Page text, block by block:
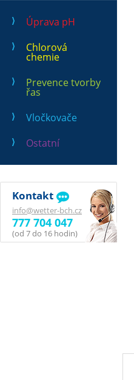
Úprava pH
Chlorová
chemie
Prevence tvorby
řas
Vločkovače
Ostatní
Kontakt
info@wetter-bch.cz
777 704 047
(od 7 do 16 hodin)